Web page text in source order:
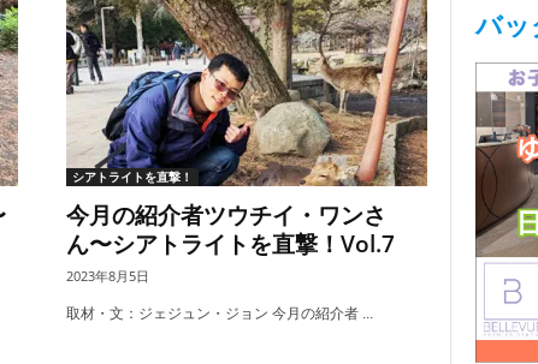
シアトライトを直撃！
今月の紹介者ツウチイ・ワンさ
ん〜シアトライトを直撃！Vol.7
2023年8月5日
取材・文：ジェジュン・ジョン 今月の紹介者 ...
バッ